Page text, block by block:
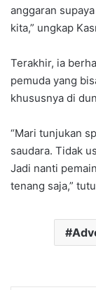
anggaran
kita,” ungkap
Terakhir, ia
pemuda yang
khususnya di
“Mari tunjukan
saudara. Tidak
Jadi nanti
tenang saja,”